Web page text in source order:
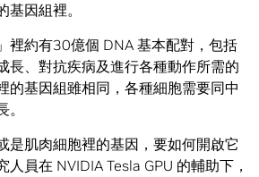
因組裡。
裡約有30億個 DNA 基本配對，包括
長、對抗疾病及進行各種動作所需的
的基因組雖相同，各種細胞需要同中
是肌肉細胞裡的基因，要如何開啟它
員在 NVIDIA Tesla GPU 的輔助下，